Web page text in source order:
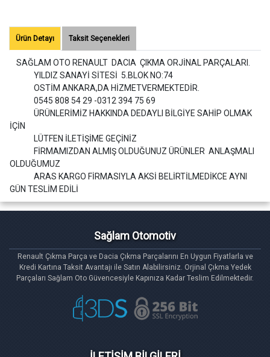
Ürün Detayı Taksit Seçenekleri
SAĞLAM OTO RENAULT DACIA ÇIKMA ORJİNAL PARÇALARI.
YILDIZ SANAYİ SİTESİ 5.BLOK NO:74
OSTİM ANKARA,DA HİZMETVERMEKTEDİR.
0545 808 54 29 -0312 394 75 69
ÜRÜNLERİMİZ HAKKINDA DEDAYLI BİLGİYE SAHİP OLMAK
İÇİN
LÜTFEN İLETİŞİME GEÇİNİZ
FİRMAMIZDAN ALMIŞ OLDUĞUNUZ ÜRÜNLER ANLAŞMALI
OLDUĞUMUZ
ARAS KARGO FİRMASIYLA AKSİ BELİRTİLMEDİKCE AYNI
GÜN TESLİM EDİLİ
Sağlam Otomotiv
Renault Çıkma Parça ve Dacia Çıkma Parçalarını En Uygun Fiyatlarla ve
Kredi Kartına Taksit Avantajı ile Satın Alabilirsiniz. Orjinal Çıkma Yedek
Parçaları Sağlam Oto Güvencesiyle Kapınıza Kadar Teslim Edilmektedir.